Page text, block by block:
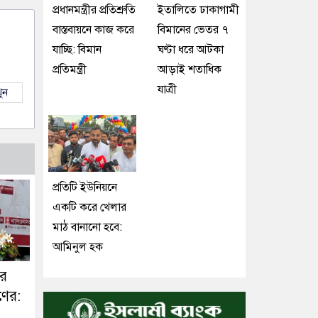
প্রধানমন্ত্রীর প্রতিশ্রুতি
বাস্তবায়নে কাজ করে
যাচ্ছি: বিমান
প্রতিমন্ত্রী
ইতালিতে ঢাকাগামী
বিমানের ভেতর ৭
ঘণ্টা ধরে আটকা
আড়াই শতাধিক
যাত্রী
প্রতিটি ইউনিয়নে
একটি করে খেলার
মাঠ বানানো হবে:
আমিনুল হক